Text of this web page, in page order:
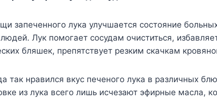
запеченного лука улучшается состояние
Лук помогает сосудам очиститься,
бляшек, препятствует резким скачкам
так нравился вкус печеного лука в различных
из лука всего лишь исчезают эфирные масла,